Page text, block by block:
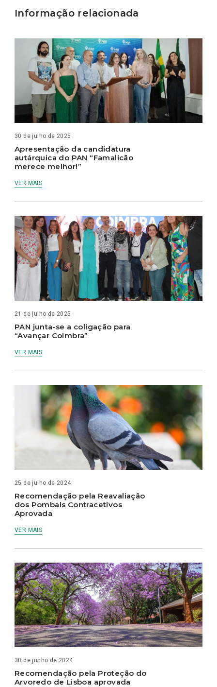
Informação relacionada
30 de julho de 2025
Apresentação da candidatura
autárquica do PAN “Famalicão
merece melhor!”
VER MAIS
21 de julho de 2025
PAN junta-se a coligação para
“Avançar Coimbra”
VER MAIS
25 de julho de 2024
Recomendação pela Reavaliação
dos Pombais Contracetivos
Aprovada
VER MAIS
30 de junho de 2024
Recomendação pela Proteção do
Arvoredo de Lisboa aprovada